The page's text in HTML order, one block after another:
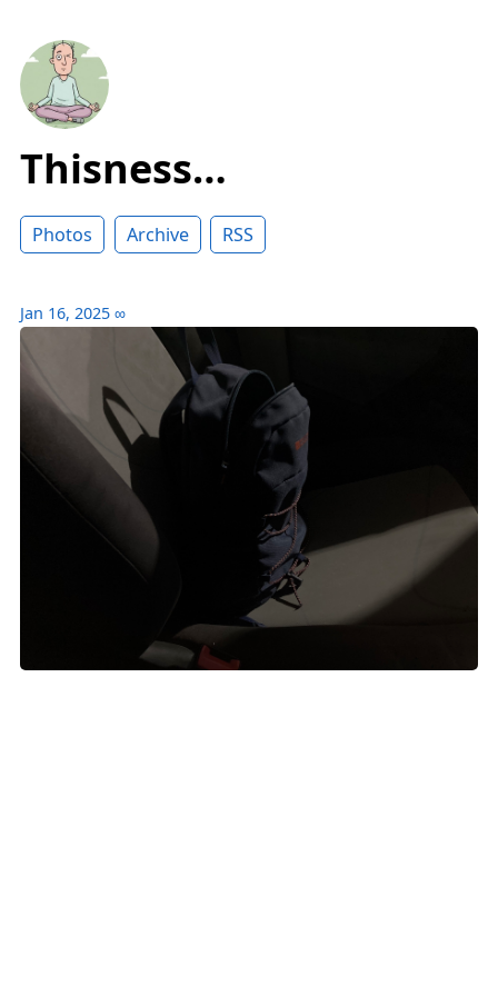
Thisness…
Photos Archive RSS
Jan 16, 2025 ∞